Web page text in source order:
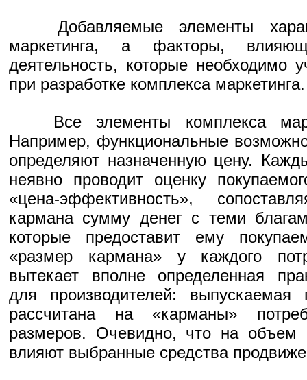
Добавляемые элементы
маркетинга, а факторы,
деятельность, которые необходимо
при разработке комплекса маркетинга.
Все элементы комплекса
Например, функциональные
определяют назначенную цену.
неявно проводит оценку
«цена-эффективность»,
кармана сумму денег с теми
которые предоставит ему
«размер кармана» у каждого
вытекает вполне определенная
для производителей:
рассчитана на «карманы»
размеров. Очевидно, что на объем
влияют выбранные средства